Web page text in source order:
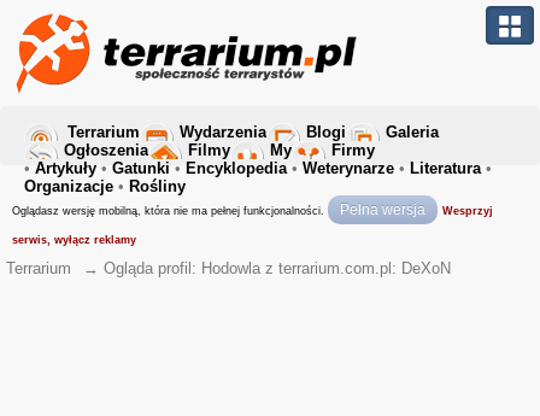
Terrarium Wydarzenia Blogi
Galeria
Ogłoszenia
Filmy My
Firmy
• Artykuły • Gatunki • Encyklopedia• Weterynarze • Literatura•
Organizacje • Rośliny
Oglądasz wersję mobilną, która nie ma pełnej funkcjonalności. Pełna wersja Wesprzyj
serwis, wyłącz reklamy
Terrarium → Ogląda profil: Hodowla z terrarium.com.pl: DeXoN